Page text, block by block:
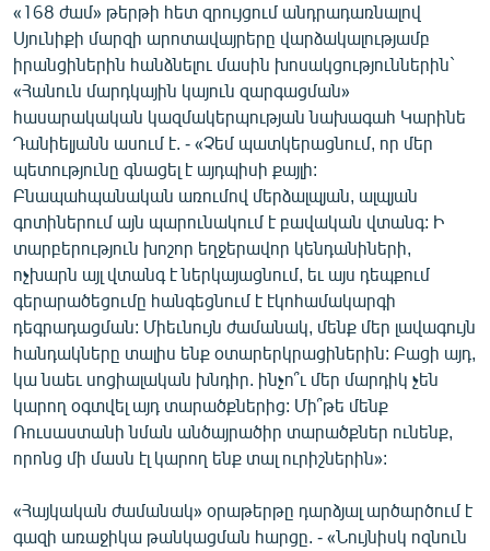
«168 ժամ» թերթի հետ զրույցում անդրադառնալով
Սյունիքի մարզի արոտավայրերը վարձակալությամբ
իրանցիներին հանձնելու մասին խոսակցություններին`
«Հանուն մարդկային կայուն զարգացման»
հասարակական կազմակերպության նախագահ Կարինե
Դանիելյանն ասում է. - «Չեմ պատկերացնում, որ մեր
պետությունը գնացել է այդպիսի քայլի:
Բնապահպանական առումով մերձալպյան, ալպյան
գոտիներում այն պարունակում է բավական վտանգ: Ի
տարբերություն խոշոր եղջերավոր կենդանիների,
ոչխարն այլ վտանգ է ներկայացնում, եւ այս դեպքում
գերարածեցումը հանգեցնում է էկոհամակարգի
դեգրադացման: Միեւնույն ժամանակ, մենք մեր լավագույն
հանդակները տալիս ենք օտարերկրացիներին: Բացի այդ,
կա նաեւ սոցիալական խնդիր. ինչո՞ւ մեր մարդիկ չեն
կարող օգտվել այդ տարածքներից: Մի՞թե մենք
Ռուսաստանի նման անծայրածիր տարածքներ ունենք,
որոնց մի մասն էլ կարող ենք տալ ուրիշներին»:
«Հայկական ժամանակ» օրաթերթը դարձյալ արծարծում է
գազի առաջիկա թանկացման հարցը. - «Նույնիսկ ոզնուն